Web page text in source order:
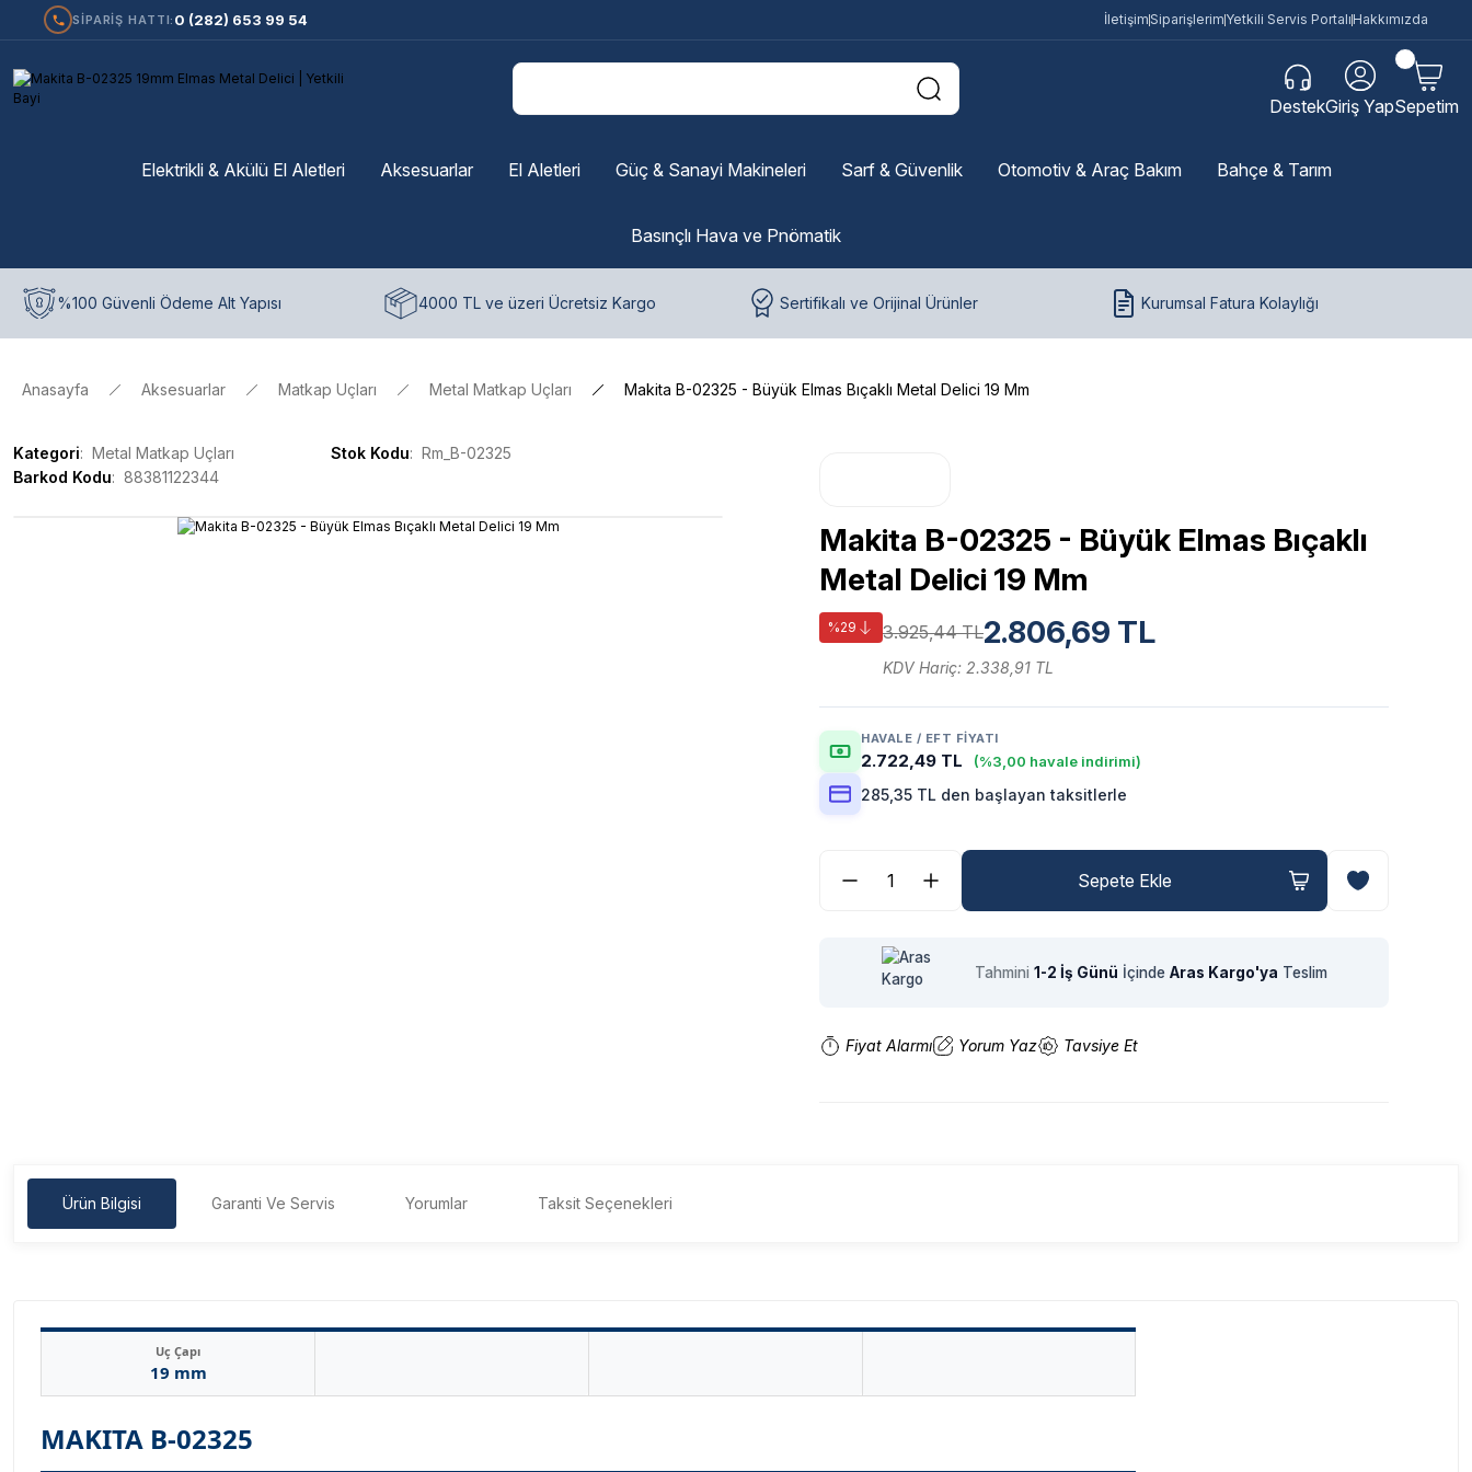
SİPARİŞ HATTI: 0 (282) 653 99 54 İletişimSiparişlerim Yetkili Servis Portalı Hakkımızda
DestekGiriş YapSepetim
Elektrikli & Akülü El Aletleri Aksesuarlar El Aletleri Güç & Sanayi Makineleri Sarf & Güvenlik Otomotiv & Araç Bakım Bahçe & Tarım
Basınçlı Hava ve Pnömatik
%100 Güvenli Ödeme Alt Yapısı 4000 TL ve üzeri Ücretsiz Kargo Sertifikalı ve Orijinal Ürünler Kurumsal Fatura Kolaylığı
Anasayfa Aksesuarlar Matkap Uçları Metal Matkap Uçları Makita B-02325 - Büyük Elmas Bıçaklı Metal Delici 19 Mm
Kategori Metal Matkap Uçları Stok Kodu
Rm_B-02325
Barkod Kodu
88381122344
Makita B-02325 - Büyük Elmas Bıçaklı
Metal Delici 19 Mm
%29 3.925,44 TL2.806,69 TL
KDV Hariç: 2.338,91 TL
HAVALE / EFT FIYATI
2.722,49 TL (%3,00 havale indirimi)
285,35 TL den başlayan taksitlerle
Sepete Ekle
Tahmini 1-2 İş Günü İçinde Aras Kargo'ya Teslim
Fiyat Alarmı Yorum Yaz Tavsiye Et
Ürün Bilgisi Garanti Ve Servis Yorumlar Taksit Seçenekleri
Uç Çapı
19 mm
MAKITA B-02325